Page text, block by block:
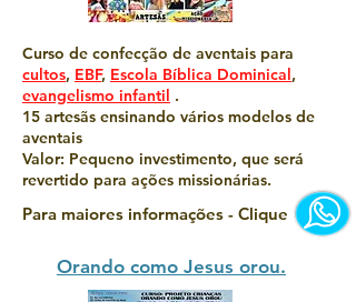
Curso de confecção de aventais para
cultos, EBF, Escola Bíblica Dominical,
evangelismo infantil .
15 artesãs ensinando vários modelos de
aventais
Valor: Pequeno investimento, que será
revertido para ações missionárias.
Para maiores informações - Clique
Orando como Jesus orou.